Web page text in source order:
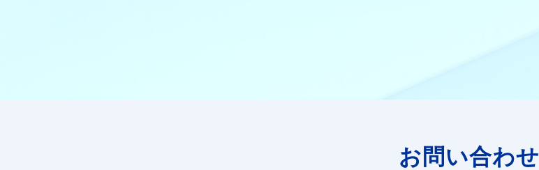
お問い合わせ